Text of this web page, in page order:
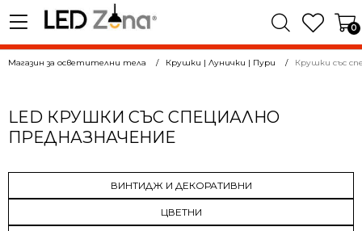
0
Магазин за осветителни тела Крушки | Лунички | Пури Крушки със
LED КРУШКИ СЪС СПЕЦИАЛНО
ПРЕДНАЗНАЧЕНИЕ
ВИНТИДЖ И ДЕКОРАТИВНИ
ЦВЕТНИ